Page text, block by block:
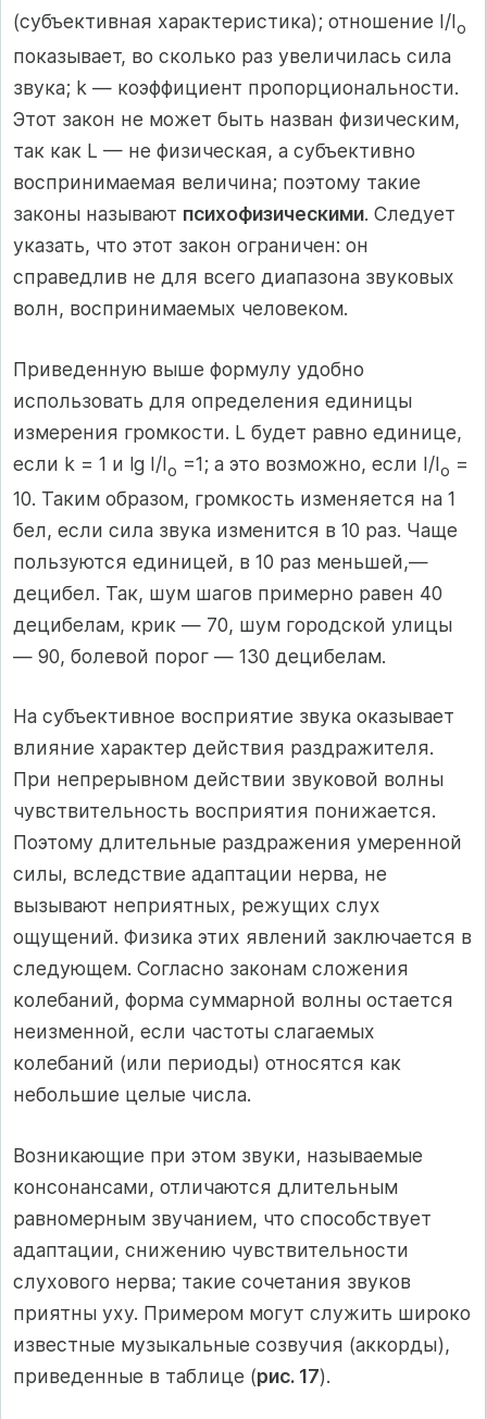
(субъективная характеристика); отношение I/Io
показывает, во сколько раз увеличилась сила
звука; k — коэффициент пропорциональности.
Этот закон не может быть назван физическим,
так как L — не физическая, а субъективно
воспринимаемая величина; поэтому такие
законы называют психофизическими. Следует
указать, что этот закон ограничен: он
справедлив не для всего диапазона звуковых
волн, воспринимаемых человеком.
Приведенную выше формулу удобно
использовать для определения единицы
измерения громкости. L будет равно единице,
если k = 1 и lg I/Io =1; а это возможно, если I/Io =
10. Таким образом, громкость изменяется на 1
бел, если сила звука изменится в 10 раз. Чаще
пользуются единицей, в 10 раз меньшей,—
децибел. Так, шум шагов примерно равен 40
децибелам, крик — 70, шум городской улицы
— 90, болевой порог — 130 децибелам.
На субъективное восприятие звука оказывает
влияние характер действия раздражителя.
При непрерывном действии звуковой волны
чувствительность восприятия понижается.
Поэтому длительные раздражения умеренной
силы, вследствие адаптации нерва, не
вызывают неприятных, режущих слух
ощущений. Физика этих явлений заключается в
следующем. Согласно законам сложения
колебаний, форма суммарной волны остается
неизменной, если частоты слагаемых
колебаний (или периоды) относятся как
небольшие целые числа.
Возникающие при этом звуки, называемые
консонансами, отличаются длительным
равномерным звучанием, что способствует
адаптации, снижению чувствительности
слухового нерва; такие сочетания звуков
приятны уху. Примером могут служить широко
известные музыкальные созвучия (аккорды),
приведенные в таблице (рис. 17).